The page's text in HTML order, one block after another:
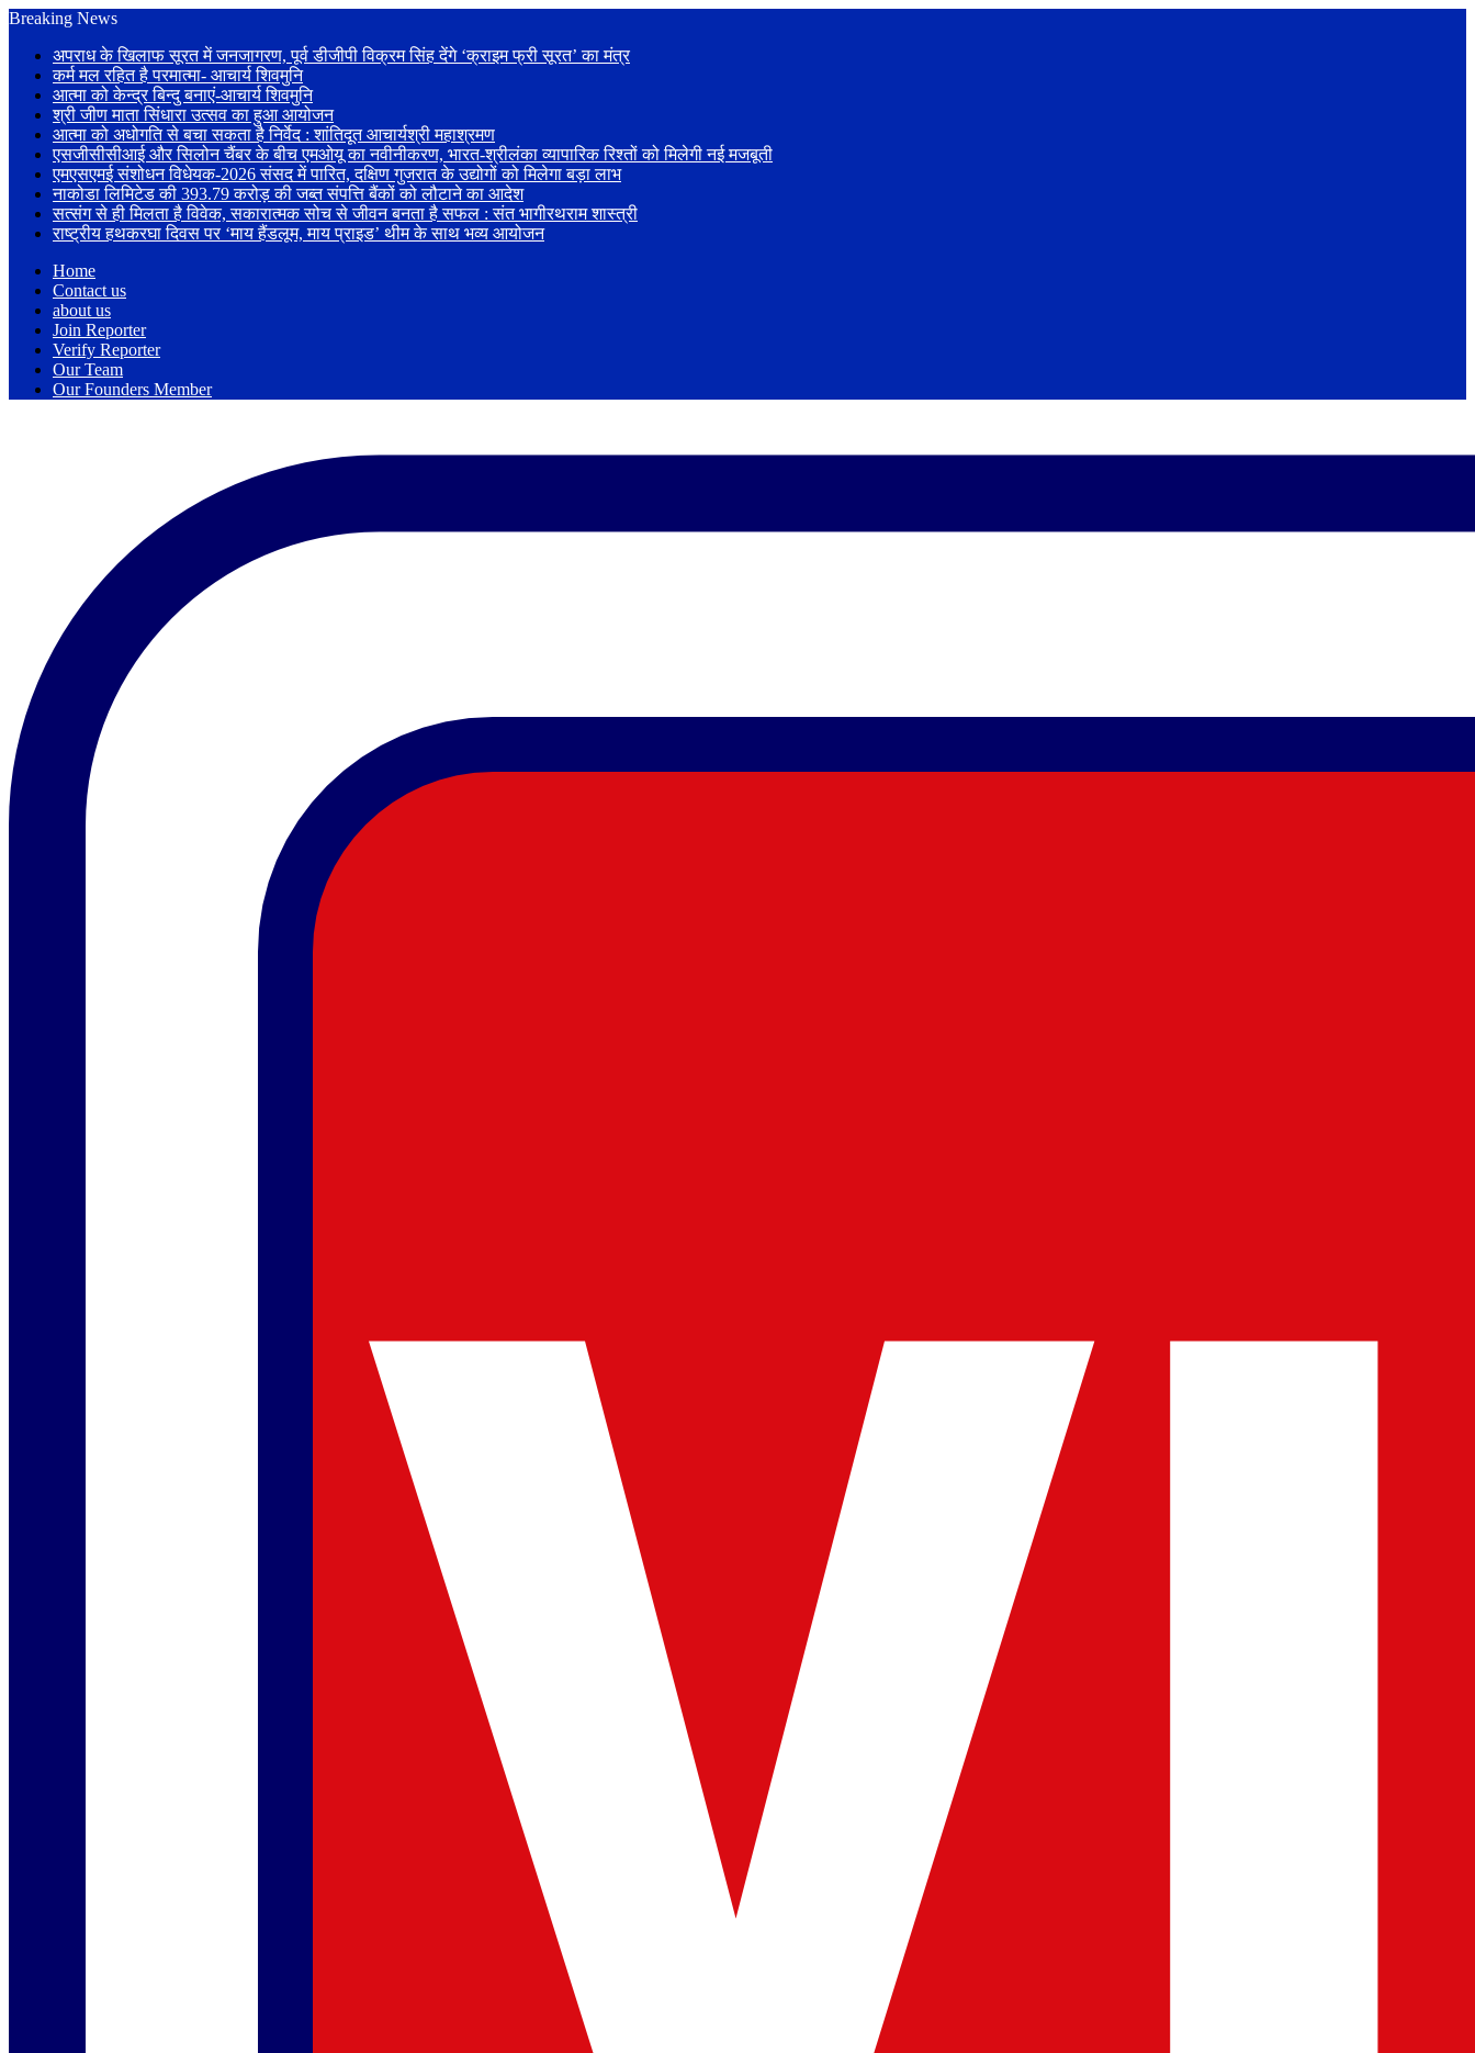
Breaking News
अपराध के खिलाफ सूरत में जनजागरण, पूर्व डीजीपी विक्रम सिंह देंगे ‘क्राइम फ्री सूरत’ का मंत्र
कर्म मल रहित है परमात्मा- आचार्य शिवमुनि
आत्मा को केन्द्र बिन्दु बनाएं-आचार्य शिवमुनि
श्री जीण माता सिंधारा उत्सव का हुआ आयोजन
आत्मा को अधोगति से बचा सकता है निर्वेद : शांतिदूत आचार्यश्री महाश्रमण
एसजीसीसीआई और सिलोन चैंबर के बीच एमओयू का नवीनीकरण, भारत-श्रीलंका व्यापारिक रिश्तों को मिलेगी नई मजबूती
एमएसएमई संशोधन विधेयक-2026 संसद में पारित, दक्षिण गुजरात के उद्योगों को मिलेगा बड़ा लाभ
नाकोडा लिमिटेड की 393.79 करोड़ की जब्त संपत्ति बैंकों को लौटाने का आदेश
सत्संग से ही मिलता है विवेक, सकारात्मक सोच से जीवन बनता है सफल : संत भागीरथराम शास्त्री
राष्ट्रीय हथकरघा दिवस पर ‘माय हैंडलूम, माय प्राइड’ थीम के साथ भव्य आयोजन
Home
Contact us
about us
Join Reporter
Verify Reporter
Our Team
Our Founders Member